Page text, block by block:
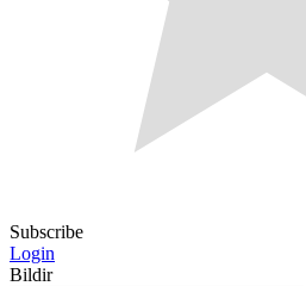
Subscribe
Login
Bildir